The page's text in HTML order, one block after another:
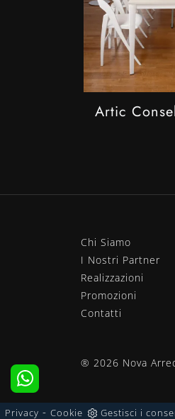
Artic
Chi Siamo
I Nostri Partner
Realizzazioni
Promozioni
Contatti
® 2026 Nova
Privacy - Cookie Gestisci i